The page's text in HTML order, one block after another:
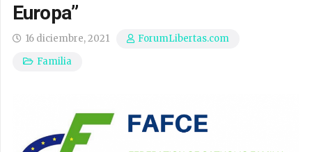
Europa”
16 diciembre, 2021
ForumLibertas.com
Familia